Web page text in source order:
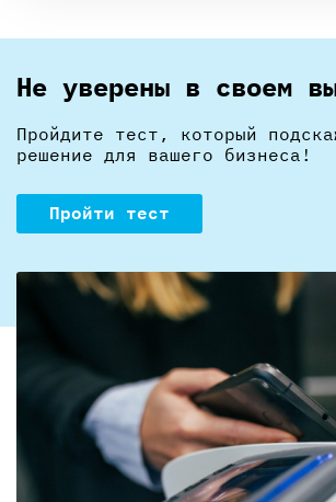
Не уверены в своем
Пройдите тест, который
решение для вашего бизнеса!
Пройти тест